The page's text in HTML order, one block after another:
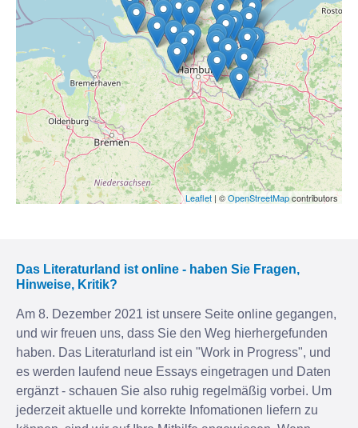
Leaflet | ©OpenStreetMapcontributors
Das Literaturland ist online - haben Sie Fragen,
Hinweise, Kritik?
Am 8. Dezember 2021 ist unsere Seite online gegangen,
und wir freuen uns, dass Sie den Weg hierhergefunden
haben. Das Literaturland ist ein "Work in Progress", und
es werden laufend neue Essays eingetragen und Daten
ergänzt - schauen Sie also ruhig regelmäßig vorbei. Um
jederzeit aktuelle und korrekte Infomationen liefern zu